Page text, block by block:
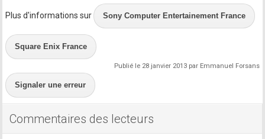
Plus d'informations sur Sony Computer Entertainement France
Square Enix France
Publié le 28 janvier 2013 par Emmanuel Forsans
Signaler une erreur
Commentaires des lecteurs